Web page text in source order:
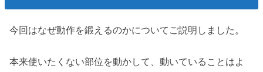
今回はなぜ動作を鍛えるのかについてご説明しました。
本来使いたくない部位を動かして、動いていることはよ